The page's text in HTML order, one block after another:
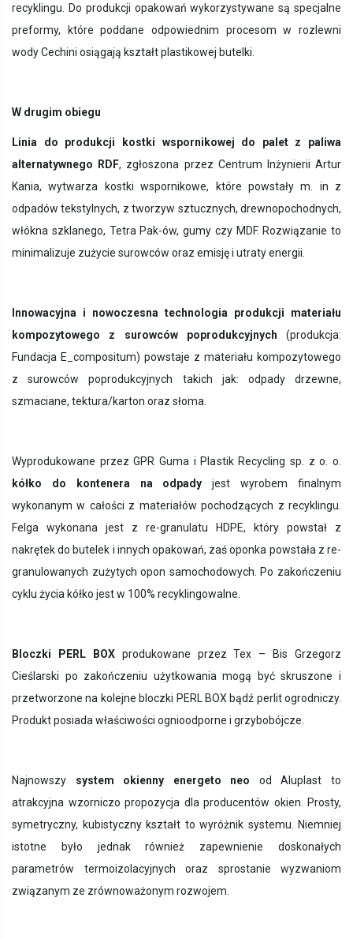
recyklingu. Do produkcji opakowań wykorzystywane są specjalne
preformy, które poddane odpowiednim procesom w rozlewni
wody Cechini osiągają kształt plastikowej butelki.
W drugim obiegu
Linia do produkcji kostki wspornikowej do palet z paliwa
alternatywnego RDF, zgłoszona przez Centrum Inżynierii Artur
Kania, wytwarza kostki wspornikowe, które powstały m. in z
odpadów tekstylnych, z tworzyw sztucznych, drewnopochodnych,
włókna szklanego, Tetra Pak-ów, gumy czy MDF. Rozwiązanie to
minimalizuje zużycie surowców oraz emisję i utraty energii.
Innowacyjna i nowoczesna technologia produkcji materiału
kompozytowego z surowców poprodukcyjnych (produkcja:
Fundacja E_compositum) powstaje z materiału kompozytowego
z surowców poprodukcyjnych takich jak: odpady drzewne,
szmaciane, tektura/karton oraz słoma.
Wyprodukowane przez GPR Guma i Plastik Recycling sp. z o. o.
kółko do kontenera na odpady jest wyrobem finalnym
wykonanym w całości z materiałów pochodzących z recyklingu.
Felga wykonana jest z re-granulatu HDPE, który powstał z
nakrętek do butelek i innych opakowań, zaś oponka powstała z re-
granulowanych zużytych opon samochodowych. Po zakończeniu
cyklu życia kółko jest w 100% recyklingowalne.
Bloczki PERL BOXprodukowane przez Tex – Bis Grzegorz
Cieślarski po zakończeniu użytkowania mogą być skruszone i
przetworzone na kolejne bloczki PERL BOX bądź perlit ogrodniczy.
Produkt posiada właściwości ognioodporne i grzybobójcze.
Najnowszy system okienny energeto neo od Aluplast
to
atrakcyjna wzorniczo propozycja dla producentów okien. Prosty,
symetryczny, kubistyczny kształt to wyróżnik systemu. Niemniej
istotne było jednak również zapewnienie doskonałych
parametrów termoizolacyjnych oraz sprostanie wyzwaniom
związanym ze zrównoważonym rozwojem.